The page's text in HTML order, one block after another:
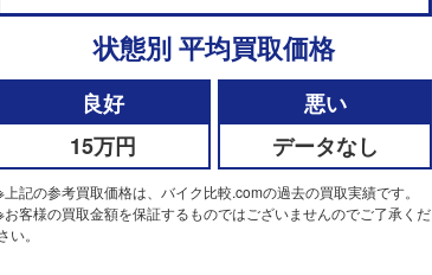
状態別 平均買取価格
良好
15万円
悪い
データなし
上記の参考買取価格は、バイク比較.comの過去の買取実績です。
お客様の買取金額を保証するものではございませんのでご了承くだ
い。